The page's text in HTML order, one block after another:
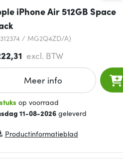
iPhone Air 512GB Space
/ MG2Q4ZD/A)
excl. BTW
Meer info
op voorraad
11-08-2026geleverd
Productinformatieblad
in nieuw venster)